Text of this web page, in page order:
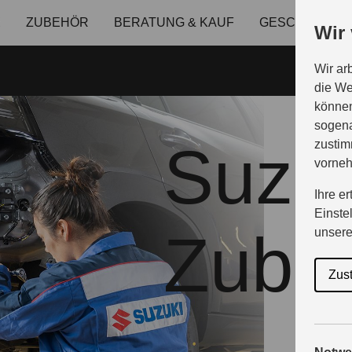
Wir
Wir
die
Ihre
ZUBEHÖR BERATUNG & KAUF